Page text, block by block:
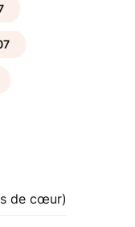
de cœur)